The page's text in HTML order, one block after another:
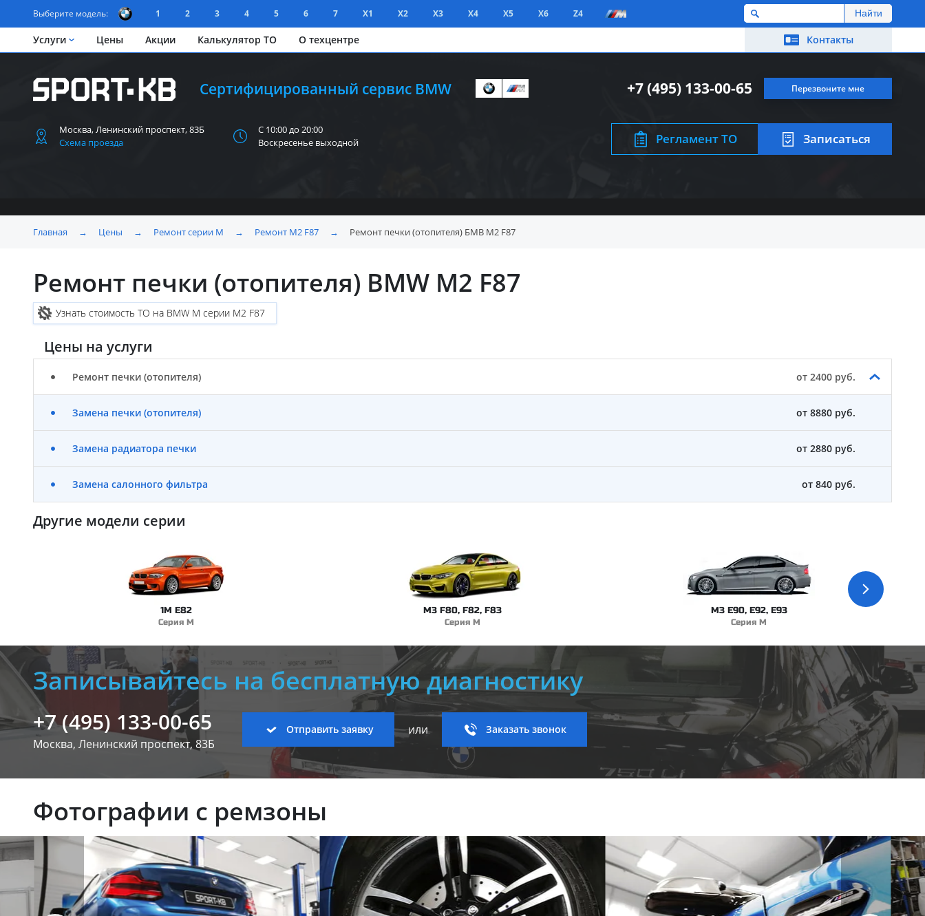
Выберите модель: 1 2 3 4 5 6 7 X1 X2 X3 X4 X5 X6 Z4
Услуги Цены Акции Калькулятор ТО О техцентре Контакты
Сертифицированный сервис BMW Перезвоните мне
+7 (495) 133-00-65
Москва, Ленинский проспект, 83Б
Схема проезда
С 10:00 до 20:00
Воскресенье выходной
Регламент ТО Записаться
Главная → Цены → Ремонт серии M → Ремонт M2 F87 → Ремонт печки (отопителя) БМВ M2 F87
Ремонт печки (отопителя) BMW M2 F87
Узнать стоимость ТО на BMW M серии M2 F87
Цены на услуги
Ремонт печки (отопителя) от 2400 руб.
Замена печки (отопителя) от 8880 руб.
Замена радиатора печки от 2880 руб.
Замена салонного фильтра от 840 руб.
Другие модели серии
1M E82
Серия M
M3 F80, F82, F83
Серия M
M3 E90, E92, E93
Серия M
Записывайтесь на бесплатную диагностику
+7 (495) 133-00-65
Москва, Ленинский проспект, 83Б
Отправить заявку или Заказать звонок
Фотографии с ремзоны